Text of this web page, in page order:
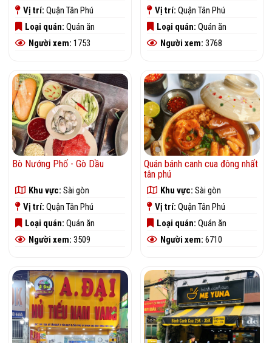
Vị trí: Quận Tân Phú
Loại quán: Quán ăn
Người xem: 1753
Vị trí: Quận Tân Phú
Loại quán: Quán ăn
Người xem: 3768
Bò Nướng Phố - Gò Dầu
Khu vực: Sài gòn
Vị trí: Quận Tân Phú
Loại quán: Quán ăn
Người xem: 3509
Quán bánh canh cua đông nhất
tân phú
Khu vực: Sài gòn
Vị trí: Quận Tân Phú
Loại quán: Quán ăn
Người xem: 6710